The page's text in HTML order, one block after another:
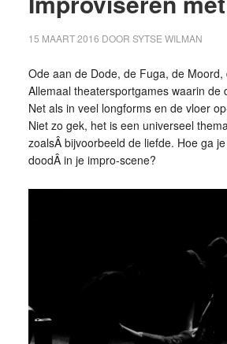
15 MAART 2016 DOOR SYTSE WILMAN
Ode aan de Dode, de Fuga, de Moord,
Allemaal theatersportgames waarin de
Net als in veel longforms en de vloer
Niet zo gek, het is een universeel
zoalsÂ bijvoorbeeld de liefde. Hoe ga
doodÂ in je impro-scene?